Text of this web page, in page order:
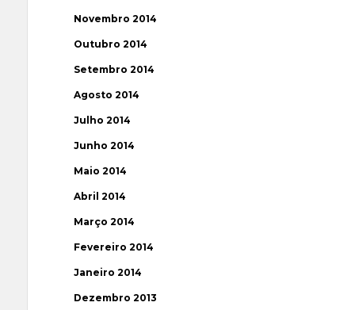
Novembro 2014
Outubro 2014
Setembro 2014
Agosto 2014
Julho 2014
Junho 2014
Maio 2014
Abril 2014
Março 2014
Fevereiro 2014
Janeiro 2014
Dezembro 2013